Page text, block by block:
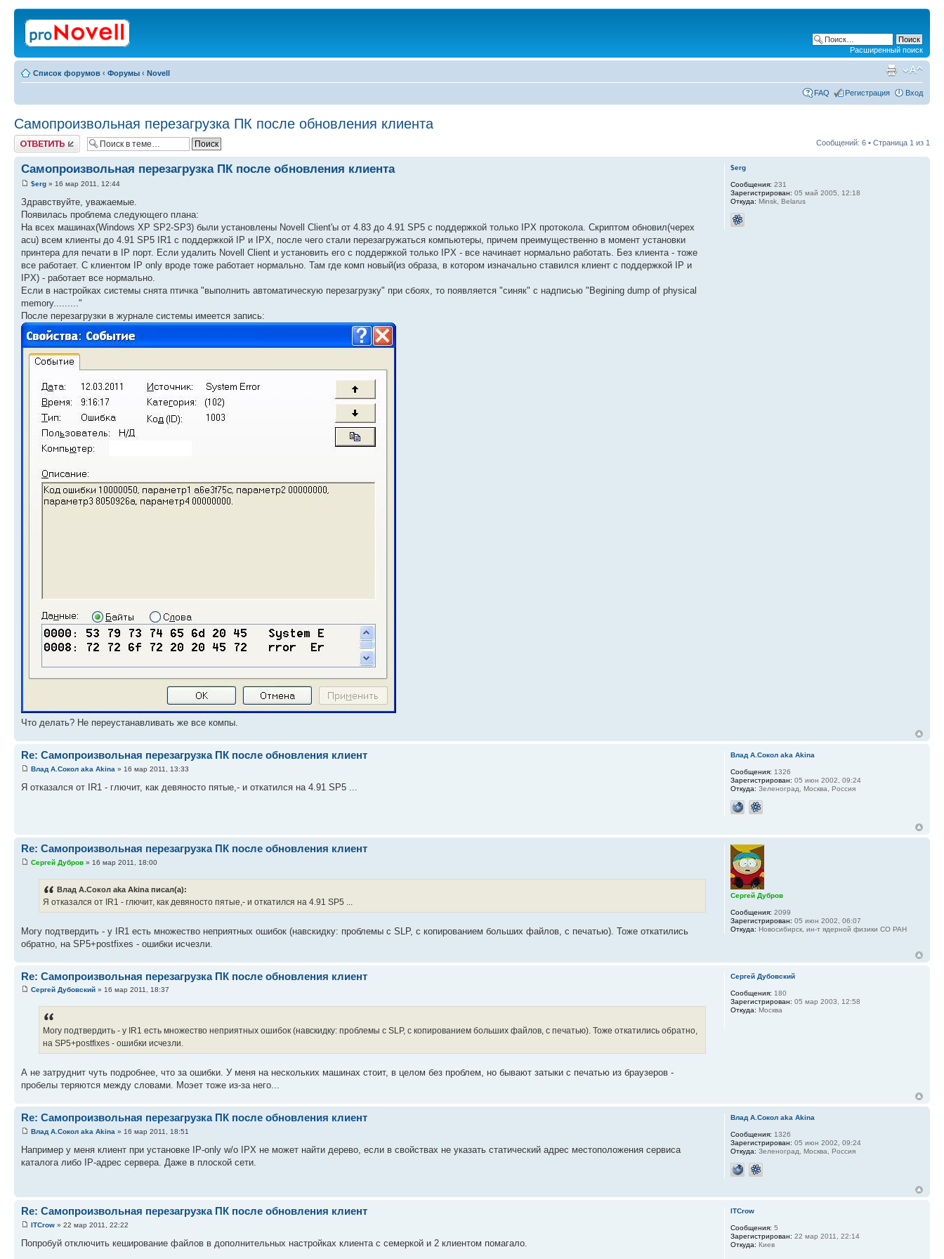
Расширенный поиск
Список форумов ‹ Форумы ‹ Novell
FAQ Регистрация Вход
Самопроизвольная перезагрузка ПК после обновления клиента
Ответить Сообщений: 6 • Страница 1 из 1
Самопроизвольная перезагрузка ПК после обновления клиента
$erg » 16 мар 2011, 12:44
Здравствуйте, уважаемые.
Появилась проблема следующего плана:
На всех машинах(Windows XP SP2-SP3) были установлены Novell Client'ы от 4.83 до 4.91 SP5 с поддержкой только IPX протокола. Скриптом обновил(черех
acu) всем клиенты до 4.91 SP5 IR1 с поддержкой IP и IPX, после чего стали перезагружаться компьютеры, причем преимущественно в момент установки
принтера для печати в IP порт. Если удалить Novell Client и установить его с поддержкой только IPX - все начинает нормально работать. Без клиента - тоже
все работает. С клиентом IP only вроде тоже работает нормально. Там где комп новый(из образа, в котором изначально ставился клиент с поддержкой IP и
IPX) - работает все нормально.
Если в настройках системы снята птичка "выполнить автоматическую перезагрузку" при сбоях, то появляется "синяк" с надписью "Begining dump of physical
memory........."
После перезагрузки в журнале системы имеется запись:
Что делать? Не переустанавливать же все компы.
$erg
Сообщения: 231
Зарегистрирован: 05 май 2005, 12:18
Откуда: Minsk, Belarus
Re: Самопроизвольная перезагрузка ПК после обновления клиент
Влад А.Сокол aka Akina » 16 мар 2011, 13:33
Я отказался от IR1 - глючит, как девяносто пятые,- и откатился на 4.91 SP5 ...
Влад А.Сокол aka Akina
Сообщения: 1326
Зарегистрирован: 05 июн 2002, 09:24
Откуда: Зеленоград, Москва, Россия
Re: Самопроизвольная перезагрузка ПК после обновления клиент
Сергей Дубров » 16 мар 2011, 18:00
Влад А.Сокол aka Akina писал(а):
Я отказался от IR1 - глючит, как девяносто пятые,- и откатился на 4.91 SP5 ...
Могу подтвердить - у IR1 есть множество неприятных ошибок (навскидку: проблемы с SLP, с копированием больших файлов, с печатью). Тоже откатились
обратно, на SP5+postfixes - ошибки исчезли.
Сергей Дубров
Сообщения: 2099
Зарегистрирован: 05 июн 2002, 06:07
Откуда: Новосибирск, ин-т ядерной физики СО РАН
Re: Самопроизвольная перезагрузка ПК после обновления клиент
Сергей Дубовский » 16 мар 2011, 18:37
Могу подтвердить - у IR1 есть множество неприятных ошибок (навскидку: проблемы с SLP, с копированием больших файлов, с печатью). Тоже откатились обратно,
на SP5+postfixes - ошибки исчезли.
А не затруднит чуть подробнее, что за ошибки. У меня на нескольких машинах стоит, в целом без проблем, но бывают затыки с печатью из браузеров -
пробелы теряются между словами. Моэет тоже из-за него...
Сергей Дубовский
Сообщения: 180
Зарегистрирован: 05 мар 2003, 12:58
Откуда: Москва
Re: Самопроизвольная перезагрузка ПК после обновления клиент
Влад А.Сокол aka Akina » 16 мар 2011, 18:51
Например у меня клиент при установке IP-only w/o IPX не может найти дерево, если в свойствах не указать статический адрес местоположения сервиса
каталога либо IP-адрес сервера. Даже в плоской сети.
Влад А.Сокол aka Akina
Сообщения: 1326
Зарегистрирован: 05 июн 2002, 09:24
Откуда: Зеленоград, Москва, Россия
Re: Самопроизвольная перезагрузка ПК после обновления клиент
ITCrow » 22 мар 2011, 22:22
Попробуй отключить кеширование файлов в дополнительных настройках клиента с семеркой и 2 клиентом помагало.
ITCrow
Сообщения: 5
Зарегистрирован: 22 мар 2011, 22:14
Откуда: Киев